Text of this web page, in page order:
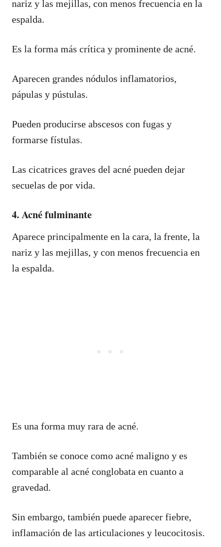
nariz y las mejillas, con menos frecuencia en la
espalda.
Es la forma más crítica y prominente de acné.
Aparecen grandes nódulos inflamatorios,
pápulas y pústulas.
Pueden producirse abscesos con fugas y
formarse fístulas.
Las cicatrices graves del acné pueden dejar
secuelas de por vida.
4. Acné fulminante
Aparece principalmente en la cara, la frente, la
nariz y las mejillas, y con menos frecuencia en
la espalda.
Es una forma muy rara de acné.
También se conoce como acné maligno y es
comparable al acné conglobata en cuanto a
gravedad.
Sin embargo, también puede aparecer fiebre,
inflamación de las articulaciones y leucocitosis.